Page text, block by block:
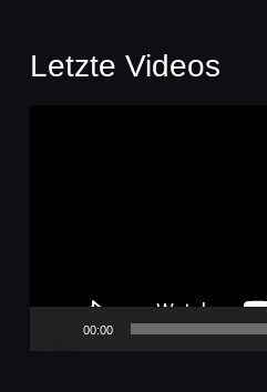
Letzte Videos
00:00